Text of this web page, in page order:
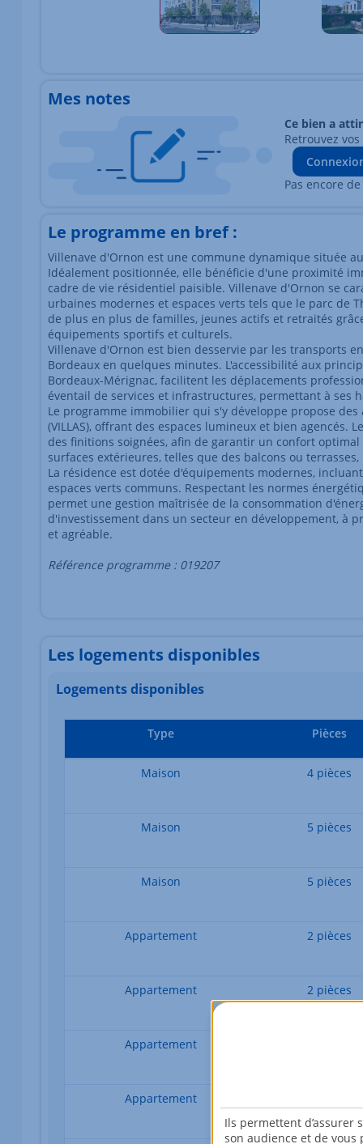
Mes notes
Ce bien a
Retrouvez
Pas encore
Le programme en bref :
Villenave d'Ornon est une commune dynamique située
Idéalement positionnée, elle bénéficie d'une proximité
cadre de vie résidentiel paisible. Villenave d'Ornon se
urbaines modernes et espaces verts tels que le parc de
de plus en plus de familles, jeunes actifs et retraités
équipements sportifs et culturels.
Villenave d'Ornon est bien desservie par les transports
Bordeaux en quelques minutes. L'accessibilité aux
Bordeaux-Mérignac, facilitent les déplacements
éventail de services et infrastructures, permettant à
Le programme immobilier qui s'y développe propose
(VILLAS), offrant des espaces lumineux et bien agencés.
des finitions soignées, afin de garantir un confort
surfaces extérieures, telles que des balcons ou
La résidence est dotée d'équipements modernes,
espaces verts communs. Respectant les normes
permet une gestion maîtrisée de la consommation
d'investissement dans un secteur en développement, à
et agréable.
Référence programme : 019207
Les logements disponibles
Logements disponibles
Type Pièces
Maison 4 pièces
Maison 5 pièces
Maison 5 pièces
Appartement 2 pièces
Appartement 2 pièces
Appartement
Appartement
Ils permettent d’assurer
son audience et de vous